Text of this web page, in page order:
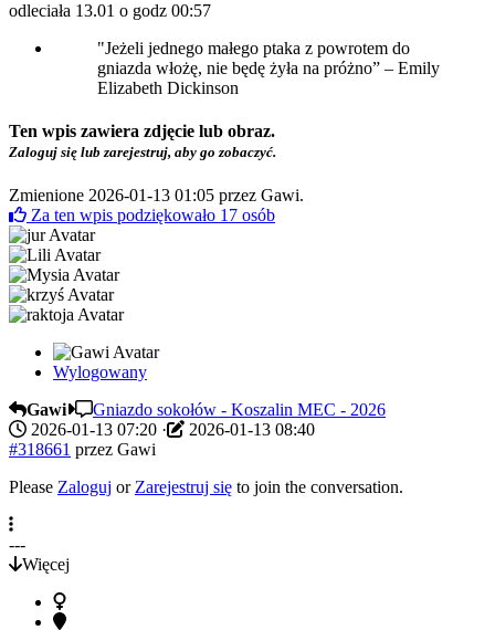
odleciała 13.01 o godz 00:57
"Jeżeli jednego małego ptaka z powrotem do
gniazda włożę, nie będę żyła na próżno” – Emily
Elizabeth Dickinson
Ten wpis zawiera zdjęcie lub obraz.
Zaloguj się lub zarejestruj, aby go zobaczyć.
Zmienione 2026-01-13 01:05 przez Gawi.
Za ten wpis podziękowało 17 osób
Wylogowany
Gawi
Gniazdo sokołów - Koszalin MEC - 2026
2026-01-13 07:20 ·
2026-01-13 08:40
#318661 przez Gawi
Please Zaloguj or Zarejestruj się to join the conversation.
---
Więcej